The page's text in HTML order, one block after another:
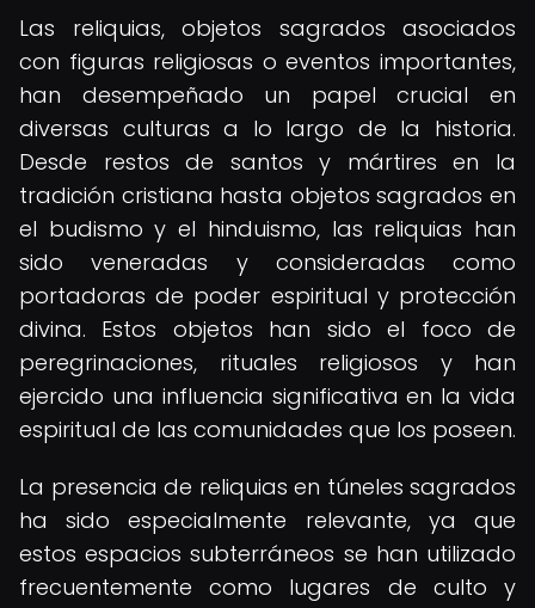
Las reliquias, objetos sagrados asociados
con figuras religiosas o eventos importantes,
han desempeñado un papel crucial en
diversas culturas a lo largo de la historia.
Desde restos de santos y mártires en la
tradición cristiana hasta objetos sagrados en
el budismo y el hinduismo, las reliquias han
sido veneradas y consideradas como
portadoras de poder espiritual y protección
divina. Estos objetos han sido el foco de
peregrinaciones, rituales religiosos y han
ejercido una influencia significativa en la vida
espiritual de las comunidades que los poseen.
La presencia de reliquias en túneles sagrados
ha sido especialmente relevante, ya que
estos espacios subterráneos se han utilizado
frecuentemente como lugares de culto y